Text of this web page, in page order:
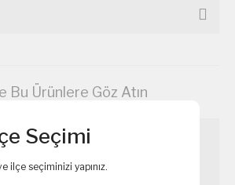
Bu Ürünlere Göz Atın
Seçimi
ilçe seçiminizi yapınız.